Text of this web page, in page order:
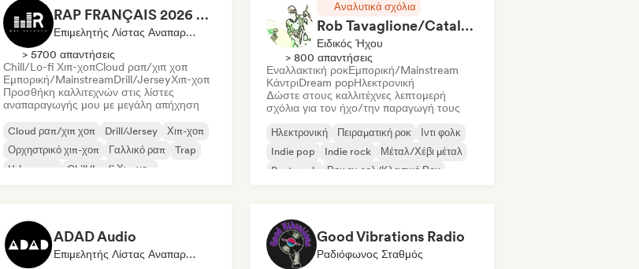
RAP FRANÇAIS 2026 🔥🇫🇷 (Way Records)
Επιμελητής Λίστας Αναπαραγωγής
> 5700 απαντήσεις
Chill/Lo-fi Χιπ-χοπCloud ραπ/χιπ χοπ
Εμπορική/MainstreamDrill/JerseyΧιπ-χοπ
Προσθήκη καλλιτεχνών στις λίστες
αναπαραγωγής μου με μεγάλη απήχηση
Cloud ραπ/χιπ χοπ Drill/Jersey
Χιπ-χοπ
Ορχηστρικό χιπ-χοπ
Γαλλικό ραπ
Trap
Urban pop
Chill/Lo-fi Χιπ-χοπ
Αναλυτικά σχόλια
Rob Tavaglione/Catalyst Recording
Ειδικός Ήχου
> 800 απαντήσεις
Εναλλακτική ροκΕμπορική/Mainstream
ΚάντριDream popΗλεκτρονική
Δώστε στους καλλιτέχνες λεπτομερή
σχόλια για τον ήχο/την παραγωγή τους
Ηλεκτρονική Πειραματική ροκ
Ιντι φολκ
Indie pop
Indie rock
Μέταλ/Χέβι μέταλ
Post punk
Ροκ εν ρολ/Κλασικό Ροκ
ADAD Audio
Επιμελητής Λίστας Αναπαραγωγής
Good Vibrations Radio
Ραδιόφωνος Σταθμός